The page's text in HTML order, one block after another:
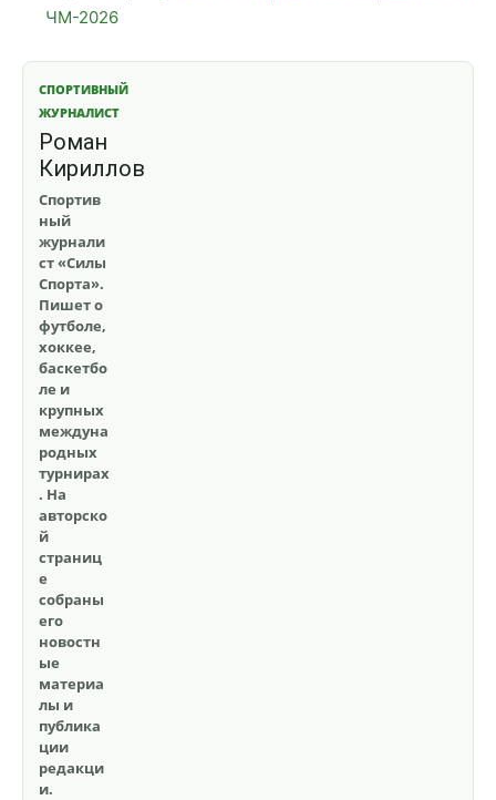
ЧМ-2026
СПОРТИВНЫЙ
ЖУРНАЛИСТ
Роман
Кириллов
Спортив
ный
журнали
ст «Силы
Спорта».
Пишет о
футболе,
хоккее,
баскетбо
ле и
крупных
междуна
родных
турнирах
. На
авторско
й
страниц
е
собраны
его
новостн
ые
материа
лы и
публика
ции
редакци
и.